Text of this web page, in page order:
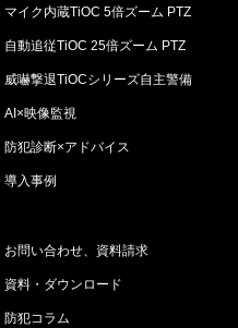
マイク内蔵TiOC 5倍ズーム PTZ
自動追従TiOC 25倍ズーム PTZ
威嚇撃退TiOCシリーズ自主警備
AI×映像監視
防犯診断×アドバイス
導入事例
お問い合わせ、資料請求
資料・ダウンロード
防犯コラム